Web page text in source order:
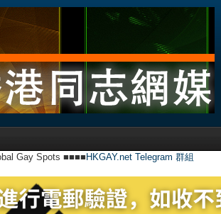
Gay Spots ■■■■ HKGAY.net Telegram 群組